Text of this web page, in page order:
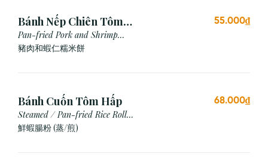
Bánh Nếp Chiên Tôm
Thịt (3 Cái)
Pan-fried Pork and Shrimp
Glutinous Rice Cake
豬肉和蝦仁糯米餅
55.000₫
Bánh Cuốn Tôm Hấp
Steamed / Pan-fried Rice Roll
with Shrimp
鮮蝦腸粉 (蒸/煎)
68.000₫